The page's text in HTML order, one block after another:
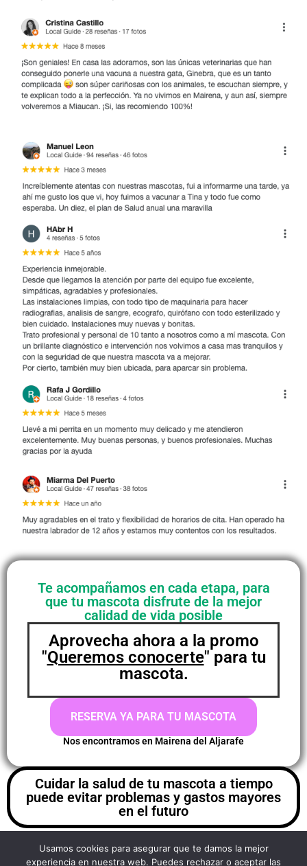
Te acompañamos en cada etapa, para
que tu mascota disfrute de la mejor
calidad de vida posible
Aprovecha ahora a la promo
"Queremos conocerte" para tu
mascota.
RESERVA YA PARA TU MASCOTA
Nos encontramos en Mairena del Aljarafe
Cuidar la salud de tu mascota a tiempo
puede evitar problemas y gastos mayores
en el futuro
Usamos cookies para asegurar que te damos la mejor
experiencia en nuestra web. Puedes rechazar o aceptar las